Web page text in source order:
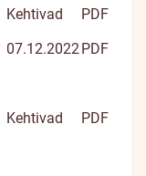
Kehtivad
PDF
07.12.2022PDF
Kehtivad PDF